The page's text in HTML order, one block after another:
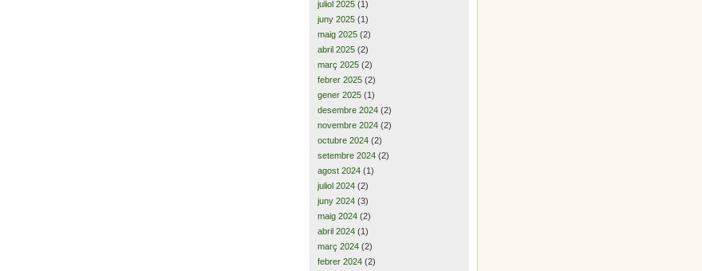
juliol 2025 (1)
juny 2025 (1)
maig 2025 (2)
abril 2025 (2)
març 2025 (2)
febrer 2025 (2)
gener 2025 (1)
desembre 2024 (2)
novembre 2024 (2)
octubre 2024 (2)
setembre 2024 (2)
agost 2024 (1)
juliol 2024 (2)
juny 2024 (3)
maig 2024 (2)
abril 2024 (1)
març 2024 (2)
febrer 2024 (2)